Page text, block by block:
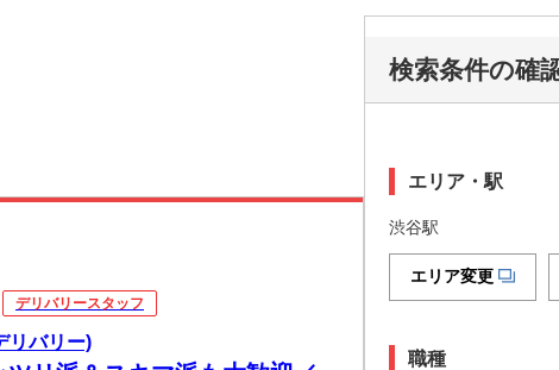
デリバリースタッフ
リバリー)
検索条件の確
エリア・駅
渋谷駅
エリア変更
職種